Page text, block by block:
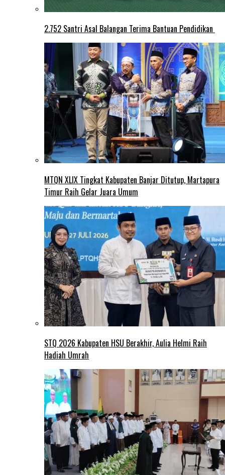
2.752 Santri Asal Balangan Terima Bantuan Pendidikan
MTQN XLIX Tingkat Kabupaten Banjar Ditutup, Martapura
Timur Raih Gelar Juara Umum
STQ 2026 Kabupaten HSU Berakhir, Aulia Helmi Raih
Hadiah Umrah